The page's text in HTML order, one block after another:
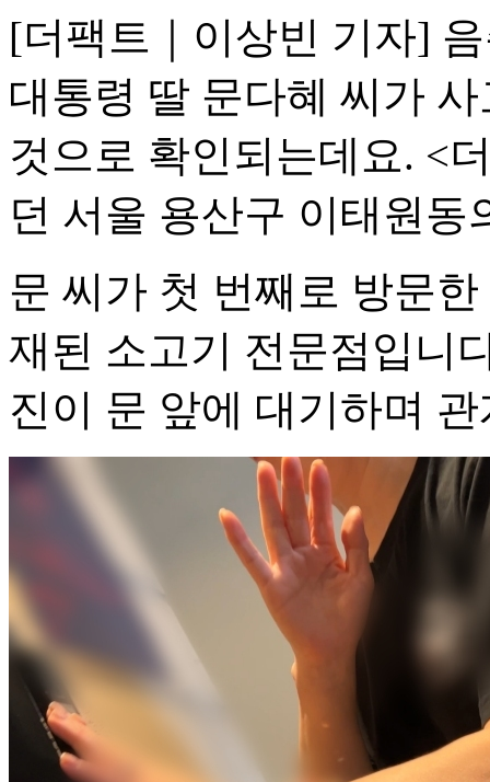
[더팩트｜이상빈 기자]
대통령 딸 문다혜 씨가
것으로 확인되는데요. <
던 서울 용산구 이태원동
문 씨가 첫 번째로 방문
재된 소고기 전문점입니
진이 문 앞에 대기하며